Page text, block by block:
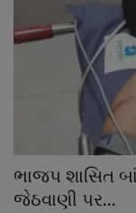
ભાજપ શાસિત
જેઠવાણી પર...